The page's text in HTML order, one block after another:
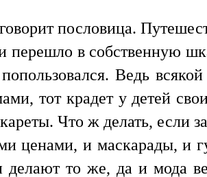
пословица.
перешло в собственную
Ведь
тот крадет у детей
Что ж делать, если
ценами, и маскарады, и
делают то же, да и мода